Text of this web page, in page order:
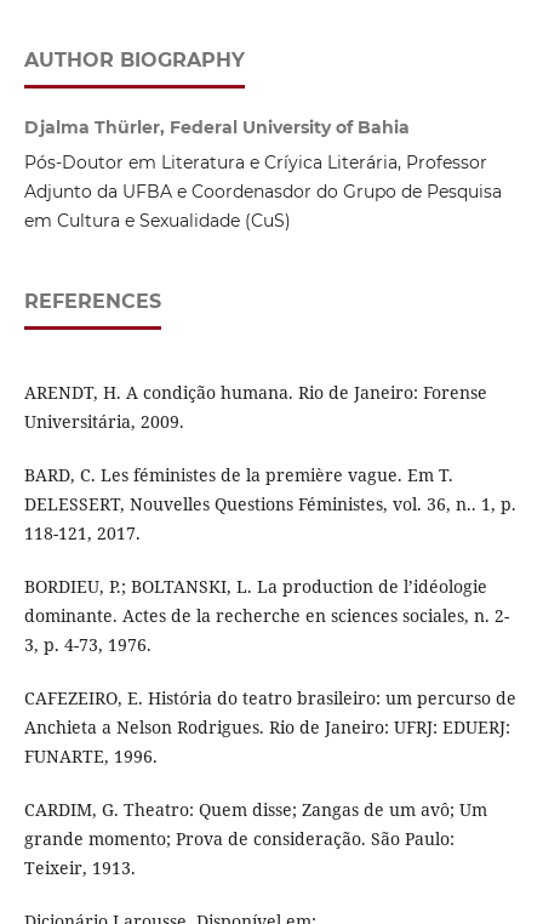
AUTHOR BIOGRAPHY
Djalma Thürler, Federal University of Bahia
Pós-Doutor em Literatura e Críyica Literária, Professor
Adjunto da UFBA e Coordenasdor do Grupo de Pesquisa
em Cultura e Sexualidade (CuS)
REFERENCES
ARENDT, H. A condição humana. Rio de Janeiro: Forense
Universitária, 2009.
BARD, C. Les féministes de la première vague. Em T.
DELESSERT, Nouvelles Questions Féministes, vol. 36, n.. 1, p.
118-121, 2017.
BORDIEU, P.; BOLTANSKI, L. La production de l’idéologie
dominante. Actes de la recherche en sciences sociales, n. 2-
3, p. 4-73, 1976.
CAFEZEIRO, E. História do teatro brasileiro: um percurso de
Anchieta a Nelson Rodrigues. Rio de Janeiro: UFRJ: EDUERJ:
FUNARTE, 1996.
CARDIM, G. Theatro: Quem disse; Zangas de um avô; Um
grande momento; Prova de consideração. São Paulo:
Teixeir, 1913.